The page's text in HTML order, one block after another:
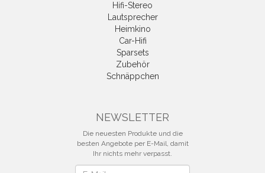
Hifi-Stereo
Lautsprecher
Heimkino
Car-Hifi
Sparsets
Zubehör
Schnäppchen
NEWSLETTER
Die neuesten Produkte und die
besten Angebote per E-Mail, damit
Ihr nichts mehr verpasst.